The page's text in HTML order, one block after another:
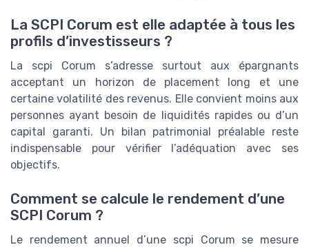
La SCPI Corum est elle adaptée à tous les
profils d’investisseurs ?
La scpi Corum s’adresse surtout aux épargnants
acceptant un horizon de placement long et une
certaine volatilité des revenus. Elle convient moins aux
personnes ayant besoin de liquidités rapides ou d’un
capital garanti. Un bilan patrimonial préalable reste
indispensable pour vérifier l’adéquation avec ses
objectifs.
Comment se calcule le rendement d’une
SCPI Corum ?
Le rendement annuel d’une scpi Corum se mesure